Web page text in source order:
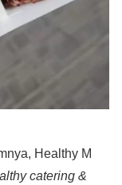
Healthy M
catering &